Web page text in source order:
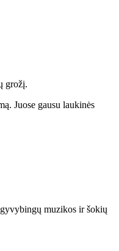
grožį.
Juose gausu laukinės
muzikos ir šokių